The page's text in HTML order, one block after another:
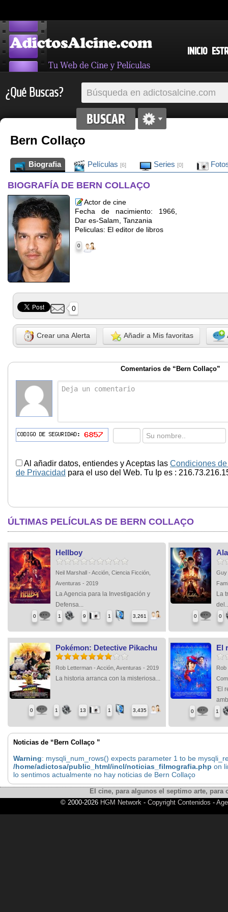
INICIO
¿Qué Buscas?
Bern Collaço
Biografia Películas [6] Series [0]
BIOGRAFÍA DE BERN COLLAÇO
Actor de cine
Fecha de nacimiento: 1966,
Dar es-Salam, Tanzania
Peliculas: El editor de libros
0
0
Crear una Alerta Añadir a Mis favoritas
Comentarios de “Bern Collaço”
Al añadir datos, entiendes y Aceptas las Condiciones
de Privacidad para el uso del Web. Tu Ip es :
ÚLTIMAS PELÍCULAS DE BERN COLLAÇO
Hellboy
Neil Marshall - Acción, Ciencia Ficción,
Aventuras - 2019
La Agencia para la Investigación y
Defensa...
0 1 9 1 3,261
Guy
La
0 0
Pokémon: Detective Pikachu
Rob Letterman - Acción, Aventuras - 2019
La historia arranca con la misteriosa...
0 1 13 1 3,435
El
Rob
'El
0 1
Noticias de “Bern Collaço ”
Warning: mysqli_num_rows() expects parameter 1 to be
/home/adictosa/public_html/incl/noticias_filmografia.php on
lo sentimos actualmente no hay noticias de Bern Collaço
El cine, para algunos el septimo arte,
© 2000-2026 HGM Network- Copyright Contenidos -